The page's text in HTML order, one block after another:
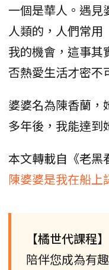
一個是華人。遇見
人類的，人們常用
我的機會，這事其
否熱愛生活才密不
婆婆名為陳香蘭，
多年後，我能達到
本文轉載自《老黑
陳婆婆是我在船上
【橘世代課程】
陪伴您成為有